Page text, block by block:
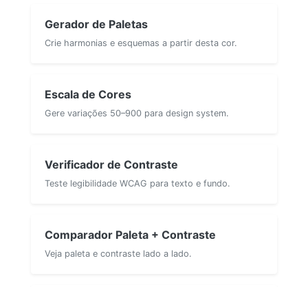
Gerador de Paletas
Crie harmonias e esquemas a partir desta cor.
Escala de Cores
Gere variações 50–900 para design system.
Verificador de Contraste
Teste legibilidade WCAG para texto e fundo.
Comparador Paleta + Contraste
Veja paleta e contraste lado a lado.